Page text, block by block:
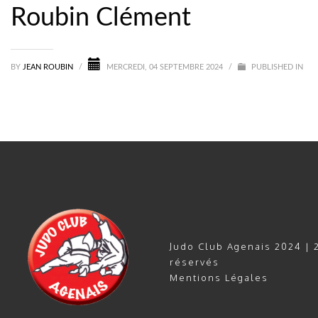
Roubin Clément
BY JEAN ROUBIN / MERCREDI, 04 SEPTEMBRE 2024 / PUBLISHED IN
Judo Club Agenais 2024 |
réservés
Mentions Légales